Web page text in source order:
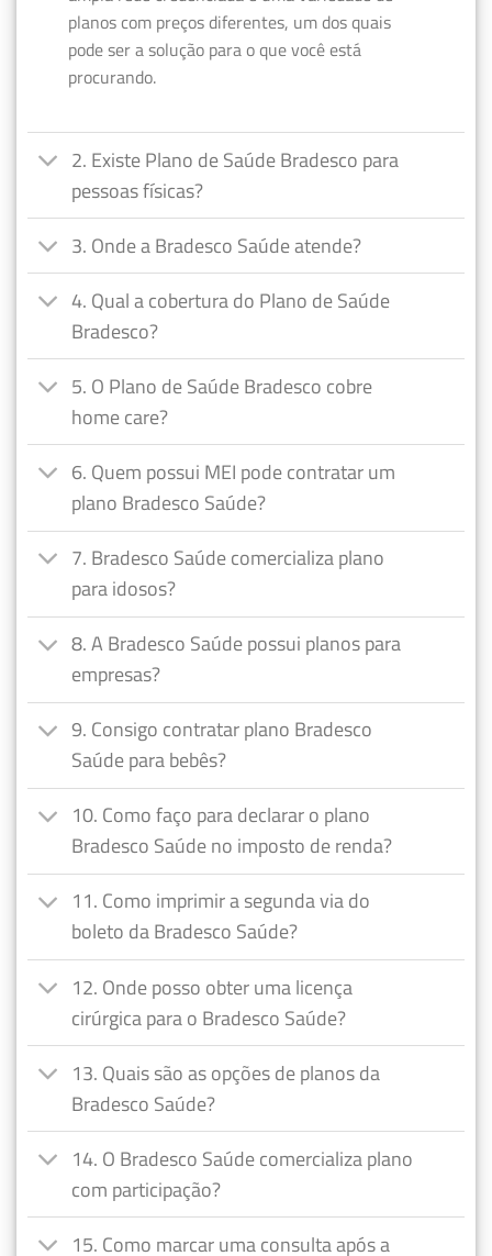
planos com preços diferentes, um dos quais
pode ser a solução para o que você está
procurando.
2. Existe Plano de Saúde Bradesco para
pessoas físicas?
3. Onde a Bradesco Saúde atende?
4. Qual a cobertura do Plano de Saúde
Bradesco?
5. O Plano de Saúde Bradesco cobre
home care?
6. Quem possui MEI pode contratar um
plano Bradesco Saúde?
7. Bradesco Saúde comercializa plano
para idosos?
8. A Bradesco Saúde possui planos para
empresas?
9. Consigo contratar plano Bradesco
Saúde para bebês?
10. Como faço para declarar o plano
Bradesco Saúde no imposto de renda?
11. Como imprimir a segunda via do
boleto da Bradesco Saúde?
12. Onde posso obter uma licença
cirúrgica para o Bradesco Saúde?
13. Quais são as opções de planos da
Bradesco Saúde?
14. O Bradesco Saúde comercializa plano
com participação?
15. Como marcar uma consulta após a